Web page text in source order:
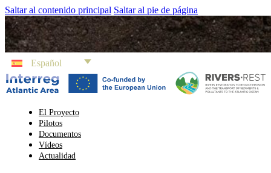
Saltar al contenido principal Saltar al pie de página
Español
El Proyecto
Pilotos
Documentos
Vídeos
Actualidad